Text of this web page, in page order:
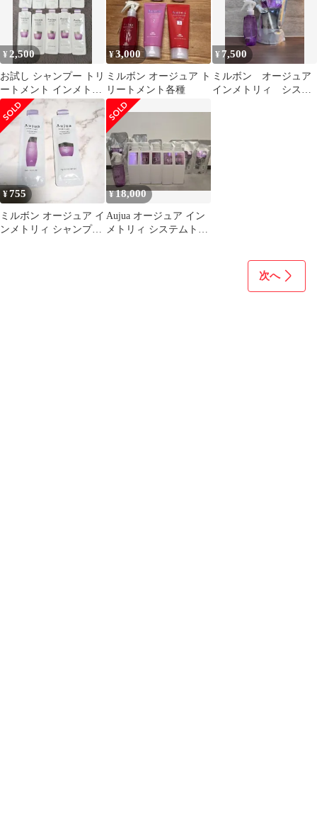
¥ 2,500
お試し シャンプー トリ
ートメント インメトリ
ィ オージュア
¥3,000
ミルボン オージュア ト
リートメント各種
¥ 7,500
ミルボン オージュア
インメトリィ システ
¥755
ミルボン オージュア イ
ンメトリィ シャンプー
¥18,000
Aujua オージュア イン
メトリィ システムトリ
次へ